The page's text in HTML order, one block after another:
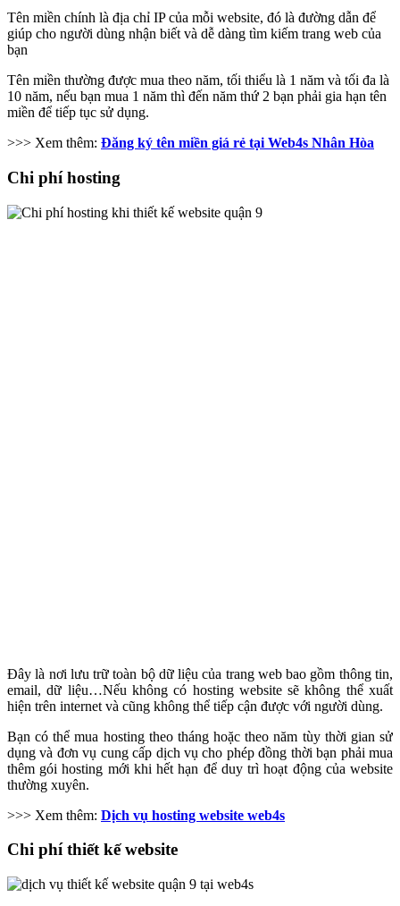
Tên miền chính là địa chỉ IP của mỗi website, đó là đường dẫn để
giúp cho người dùng nhận biết và dễ dàng tìm kiếm trang web của
bạn
Tên miền thường được mua theo năm, tối thiểu là 1 năm và tối đa là
10 năm, nếu bạn mua 1 năm thì đến năm thứ 2 bạn phải gia hạn tên
miền để tiếp tục sử dụng.
>>> Xem thêm: Đăng ký tên miền giá rẻ tại Web4s Nhân Hòa
Chi phí hosting
Đây là nơi lưu trữ toàn bộ dữ liệu của trang web bao gồm thông tin,
email, dữ liệu…Nếu không có hosting website sẽ không thể xuất
hiện trên internet và cũng không thể tiếp cận được với người dùng.
Bạn có thể mua hosting theo tháng hoặc theo năm tùy thời gian sử
dụng và đơn vụ cung cấp dịch vụ cho phép đồng thời bạn phải mua
thêm gói hosting mới khi hết hạn để duy trì hoạt động của website
thường xuyên.
>>> Xem thêm: Dịch vụ hosting website web4s
Chi phí thiết kế website